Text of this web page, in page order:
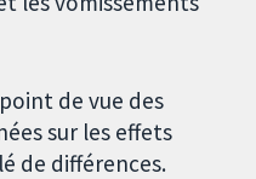
de vue des
sur les effets
de différences.